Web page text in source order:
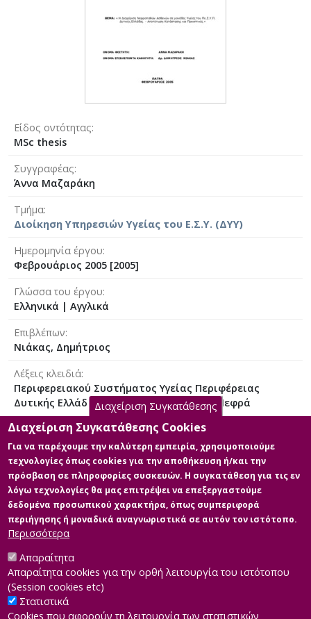
Είδος οντότητας
MSc thesis
Συγγραφέας
Άννα Μαζαράκη
Τμήμα
Διοίκηση Υπηρεσιών Υγείας του Ε.Σ.Υ. (ΔΥΥ)
Ημερομηνία έργου
Φεβρουάριος 2005 [2005]
Γλώσσα του έργου
Ελληνικά | Αγγλικά
Επιβλέπων
Νιάκας, Δημήτριος
Λέξεις κλειδιά
Περιφερειακού Συστήματος Υγείας Περιφέρειας
Δυτικής Ελλάδας | Χρόνιες Ασθένειες | Νεφρά
Εκδότης
Hellenic Open University
Άδεια
Items in Apothesis are protected by copyright, with all
rights reserved, unless otherwise indicated.
Κύρια Αρχεία Διατριβής
Διαχείριση Συγκατάθεσης
Διαχείριση Συγκατάθεσης Cookies
Για να παρέχουμε την καλύτερη εμπειρία, χρησιμοποιούμε
τεχνολογίες όπως cookies για την αποθήκευση ή/και την
πρόσβαση σε πληροφορίες συσκευών. Η συγκατάθεση για τις εν
λόγω τεχνολογίες θα μας επιτρέψει να επεξεργαστούμε
δεδομένα προσωπικού χαρακτήρα, όπως συμπεριφορά
περιήγησης ή μοναδικά αναγνωριστικά σε αυτόν τον ιστότοπο.
Περισσότερα
Απαραίτητα
Απαραίτητα cookies για την ορθή λειτουργία του ιστότοπου
(Session cookies etc)
Στατιστικά
Cookies που αφορούν τη λειτουργία των στατιστικών